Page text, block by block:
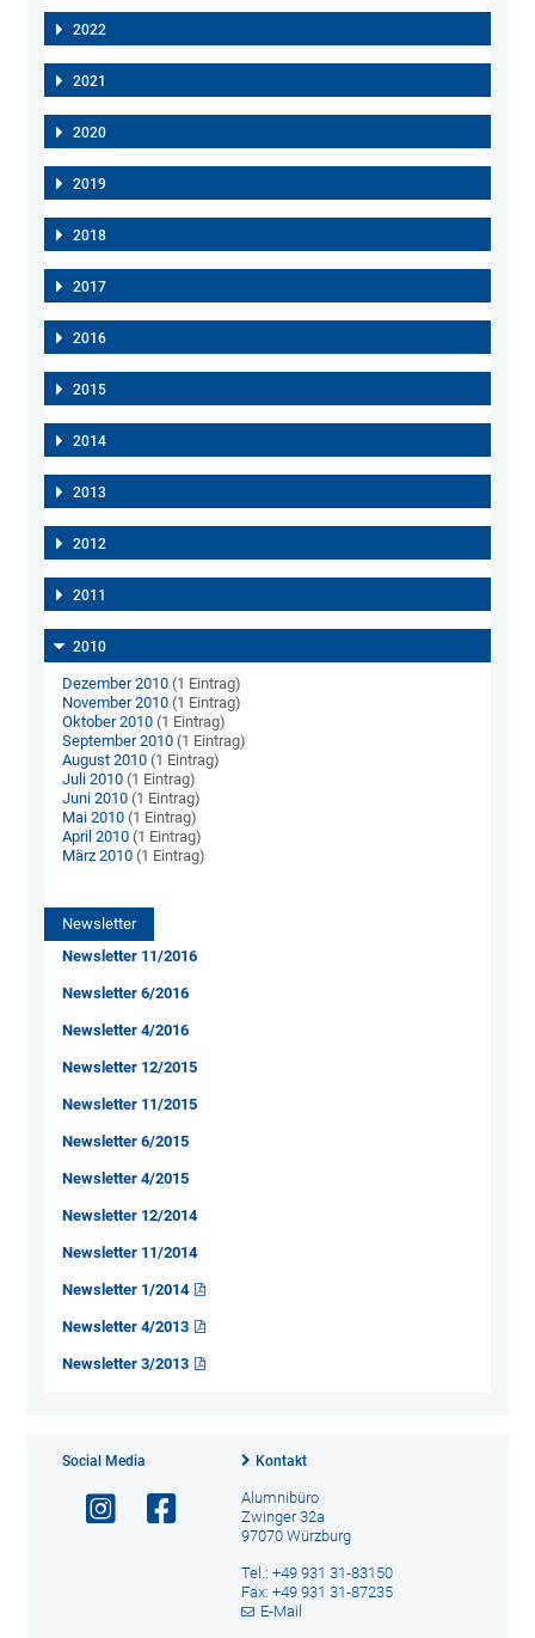
2022
2021
2020
2019
2018
2017
2016
2015
2014
2013
2012
2011
2010
Dezember 2010 (1 Eintrag)
November 2010 (1 Eintrag)
Oktober 2010 (1 Eintrag)
September 2010 (1 Eintrag)
August 2010 (1 Eintrag)
Juli 2010 (1 Eintrag)
Juni 2010 (1 Eintrag)
Mai 2010 (1 Eintrag)
April 2010 (1 Eintrag)
März 2010 (1 Eintrag)
Newsletter
Newsletter 11/2016
Newsletter 6/2016
Newsletter 4/2016
Newsletter 12/2015
Newsletter 11/2015
Newsletter 6/2015
Newsletter 4/2015
Newsletter 12/2014
Newsletter 11/2014
Newsletter 1/2014
Newsletter 4/2013
Newsletter 3/2013
Social Media Kontakt
Alumnibüro
Zwinger 32a
97070 Würzburg
Tel.: +49 931 31-83150
Fax: +49 931 31-87235
E-Mail